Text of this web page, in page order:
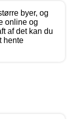
byer, og
online og
af det kan du
hente